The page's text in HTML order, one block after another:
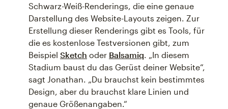
Schwarz-Weiß-Renderings, die eine genaue
Darstellung des Website-Layouts zeigen. Zur
Erstellung dieser Renderings gibt es Tools, für
die es kostenlose Testversionen gibt, zum
Beispiel Sketch oder Balsamiq . „In diesem
Stadium baust du das Gerüst deiner Website“,
sagt Jonathan. „Du brauchst kein bestimmtes
Design, aber du brauchst klare Linien und
genaue Größenangaben.“